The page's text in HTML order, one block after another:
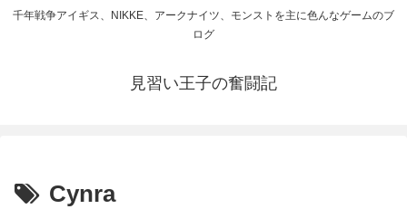
千年戦争アイギス、NIKKE、アークナイツ、モンストを主に色んなゲームのブ
ログ
見習い王子の奮闘記
Cynra